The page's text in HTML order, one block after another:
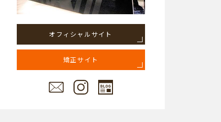
オフィシャルサイト
矯正サイト